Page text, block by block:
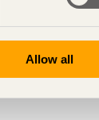
Allow all